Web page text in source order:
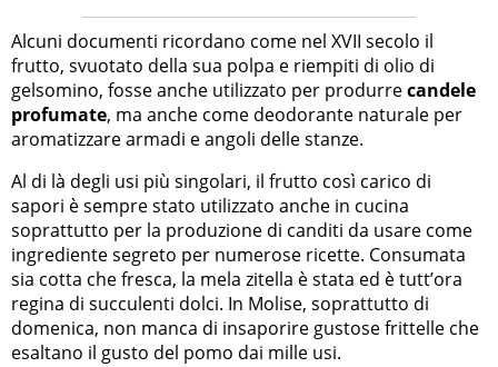
Alcuni documenti ricordano come nel XVII secolo il
frutto, svuotato della sua polpa e riempiti di olio di
gelsomino, fosse anche utilizzato per produrrecandele
profumate, ma anche come deodorante naturale per
aromatizzare armadi e angoli delle stanze.
Al di là degli usi più singolari, il frutto così carico di
sapori è sempre stato utilizzato anche in cucina
soprattutto per la produzione di canditi da usare come
ingrediente segreto per numerose ricette. Consumata
sia cotta che fresca, la mela zitella è stata ed è tutt’ora
regina di succulenti dolci. In Molise, soprattutto di
domenica, non manca di insaporire gustose frittelle che
esaltano il gusto del pomo dai mille usi.